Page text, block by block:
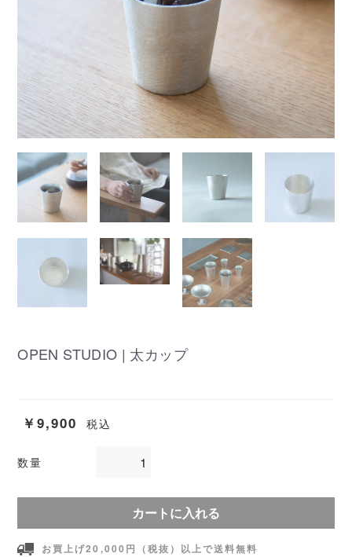
OPEN STUDIO | 太カップ
￥9,900 税込
数量
カートに入れる
お買上げ20,000円（税抜）以上で送料無料